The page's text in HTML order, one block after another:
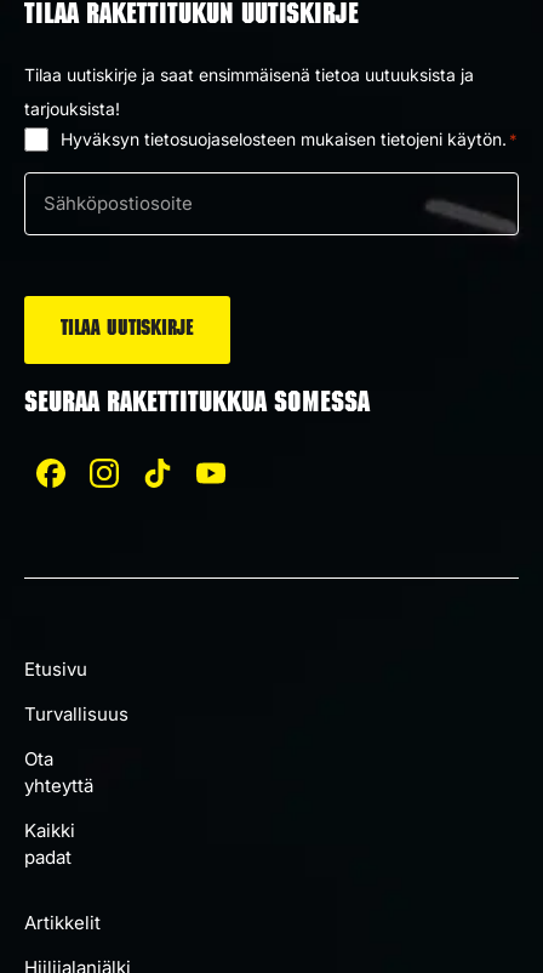
TILAA RAKETTITUKUN UUTISKIRJE
Tilaa uutiskirje ja saat ensimmäisenä tietoa uutuuksista ja
tarjouksista!
Hyväksyn tietosuojaselosteen mukaisen tietojeni käytön. *
Sähköposti
SEURAA RAKETTITUKKUA SOMESSA
Etusivu
Turvallisuus
Ota
yhteyttä
Kaikki
padat
Artikkelit
Hiilijalanjälki